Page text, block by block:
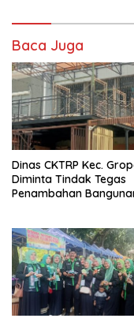
Baca Juga
Dinas CKTRP Kec.
Diminta Tindak Tegas
Penambahan